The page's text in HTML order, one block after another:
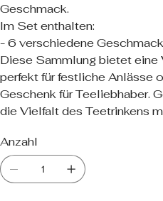
Geschmack.
Im Set enthalten:
- 6 verschiedene
Diese Sammlung bietet eine
perfekt für festliche Anlässe
Geschenk für Teeliebhaber.
die Vielfalt des Teetrinkens
Anzahl